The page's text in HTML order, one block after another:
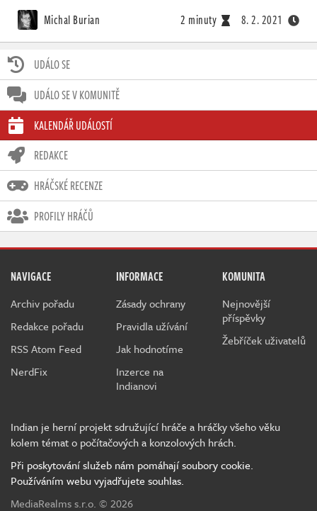
UDÁLO SE
UDÁLO SE V KOMUNITĚ
KALENDÁŘ UDÁLOSTÍ
REDAKCE
HRÁČSKÉ RECENZE
PROFILY HRÁČŮ
Michal Burian 2 minuty 8. 2. 2021
NAVIGACE
Archiv pořadu
Redakce pořadu
RSS Atom Feed
NerdFix
INFORMACE
Zásady ochrany
Pravidla užívání
Jak hodnotíme
Inzerce na
Indianovi
KOMUNITA
Nejnovější
příspěvky
Žebříček uživatelů
Indian je herní projekt sdružující hráče a hráčky všeho věku
kolem témat o počítačových a konzolových hrách.
Při poskytování služeb nám pomáhají soubory cookie.
Používáním webu vyjadřujete souhlas.
MediaRealms s.r.o. © 2026